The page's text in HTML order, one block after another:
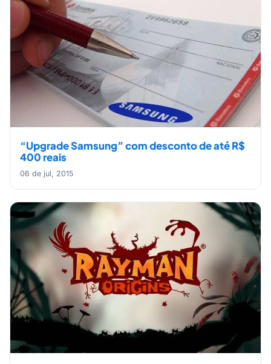
“Upgrade Samsung” com desconto de até R$
400 reais
06 de jul, 2015